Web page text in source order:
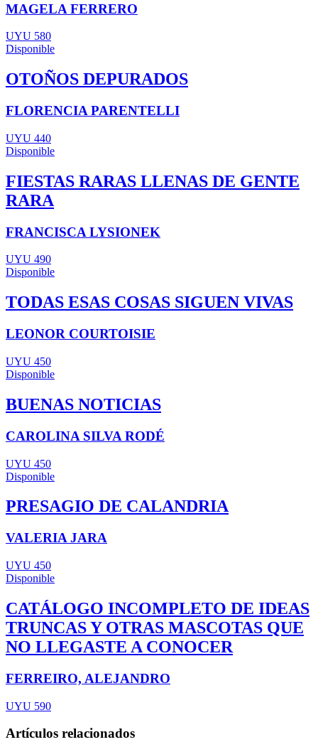
MAGELA FERRERO
UYU 580
Disponible
OTOÑOS DEPURADOS
FLORENCIA PARENTELLI
UYU 440
Disponible
FIESTAS RARAS LLENAS DE GENTE
RARA
FRANCISCA LYSIONEK
UYU 490
Disponible
TODAS ESAS COSAS SIGUEN VIVAS
LEONOR COURTOISIE
UYU 450
Disponible
BUENAS NOTICIAS
CAROLINA SILVA RODÉ
UYU 450
Disponible
PRESAGIO DE CALANDRIA
VALERIA JARA
UYU 450
Disponible
CATÁLOGO INCOMPLETO DE IDEAS
TRUNCAS Y OTRAS MASCOTAS QUE
NO LLEGASTE A CONOCER
FERREIRO, ALEJANDRO
UYU 590
Artículos relacionados